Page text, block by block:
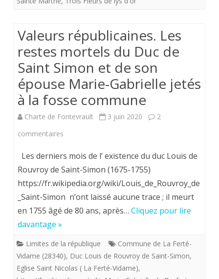
armes
les
Anges”
Valeurs républicaines. Les
restes mortels du Duc de
Saint Simon et de son
épouse Marie-Gabrielle jetés
à la fosse commune
Charte de Fontevrault 3 juin 2020
2
commentaires
républicaines.
Les
restes
Duc
de
Les derniers mois de l’ existence du duc Louis de
Rouvroy de Saint-Simon (1675-1755)
https://fr.wikipedia.org/wiki/Louis_de_Rouvroy_de
_Saint-Simon n’ont laissé aucune trace ; il meurt
en 1755 âgé de 80 ans, après… Cliquez pour lire
davantage »
Limites de la république
Commune de La Ferté-
Vidame (28340), Duc Louis de Rouvroy de Saint-Simon,
Eglise Saint Nicolas ( La Ferté-Vidame),